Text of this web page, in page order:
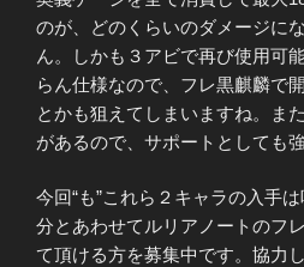
のが、どのくらいのダメージに
ん。しかも３アビで再び使用可
らん仕様なので、フレ黒麒麟で
とかも狙えてしまいますね。ま
があるので、サポートとしても
今回“も”これら２キャラの入手
分とあわせてルリアノートのフ
て頂ける方を募集中です。協力